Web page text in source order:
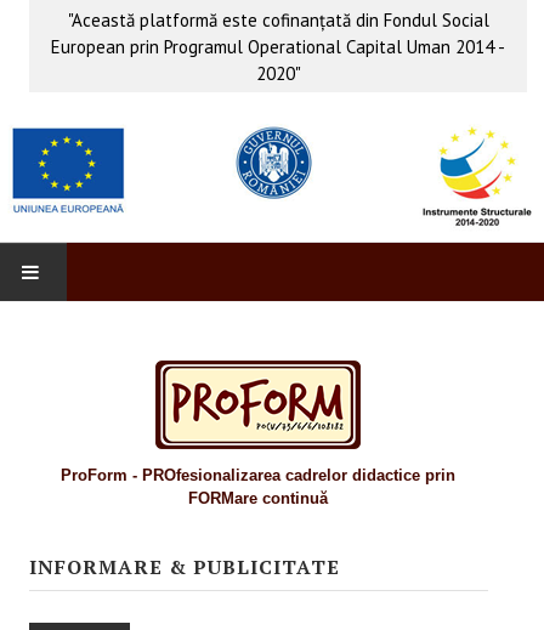
"Această platformă este cofinanţată din Fondul Social
European prin Programul Operational Capital Uman 2014 -
2020"
ProForm - PROfesionalizarea cadrelor didactice prin
FORMare continuă
INFORMARE & PUBLICITATE